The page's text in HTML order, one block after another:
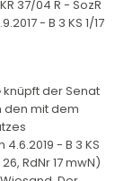
37/04 R - SozR
- B 3 KS 1/17
knüpft der Senat
den mit dem
- B 3 KS
RdNr 17 mwN)